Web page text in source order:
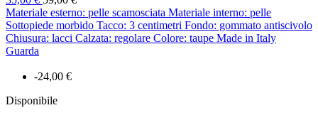
-24,00 €
Disponibile
Materiale esterno: pelle scamosciata Materiale interno: pelle
Sottopiede morbido Tacco: 3 centimetri Fondo: gommato antiscivolo
Chiusura: lacci Calzata: regolare Colore: taupe Made in Italy
Guarda